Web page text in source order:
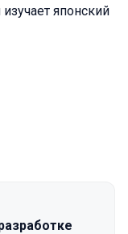
японский